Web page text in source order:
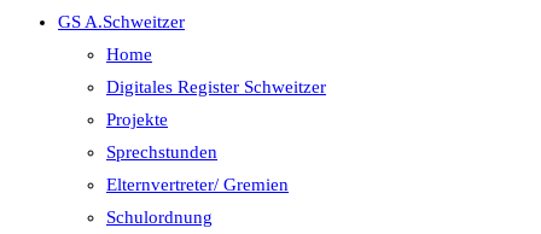
GS A.Schweitzer
Home
Digitales Register Schweitzer
Projekte
Sprechstunden
Elternvertreter/ Gremien
Schulordnung